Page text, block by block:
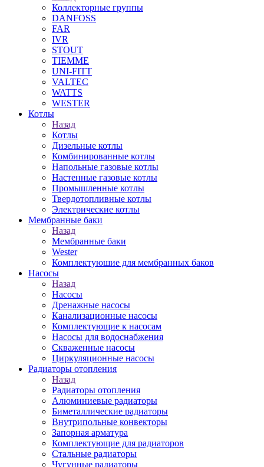
Коллекторные группы
DANFOSS
FAR
IVR
STOUT
TIEMME
UNI-FITT
VALTEC
WATTS
WESTER
Котлы
Назад
Котлы
Дизельные котлы
Комбинированные котлы
Напольные газовые котлы
Настенные газовые котлы
Промышленные котлы
Твердотопливные котлы
Электрические котлы
Мембранные баки
Назад
Мембранные баки
Wester
Комплектуюшие для мембранных баков
Насосы
Назад
Насосы
Дренажные насосы
Канализационные насосы
Комплектующие к насосам
Насосы для водоснабжения
Скваженные насосы
Циркуляционные насосы
Радиаторы отопления
Назад
Радиаторы отопления
Алюминиевые радиаторы
Биметаллические радиаторы
Внутрипольные конвекторы
Запорная арматура
Комплектующие для радиаторов
Стальные радиаторы
Чугунные радиаторы